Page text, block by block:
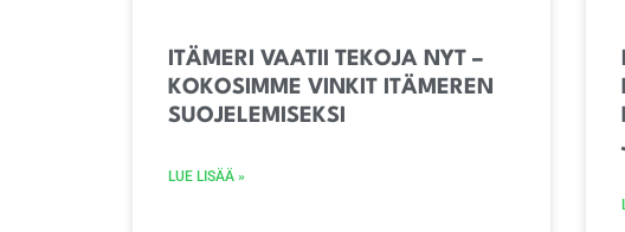
ITÄMERI VAATII TEKOJA NYT –
KOKOSIMME VINKIT ITÄMEREN
SUOJELEMISEKSI
LUE LISÄÄ »